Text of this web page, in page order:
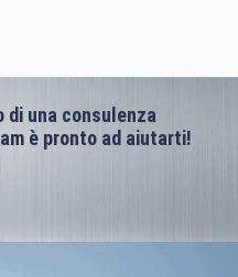
di una consulenza
è pronto ad aiutarti!